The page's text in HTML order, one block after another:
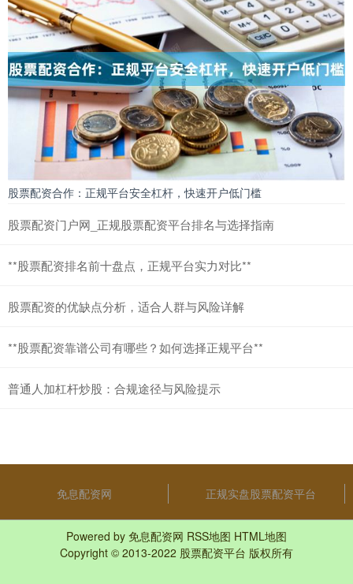
股票配资合作：正规平台安全杠杆，快速开户低门槛
股票配资门户网_正规股票配资平台排名与选择指南
**股票配资排名前十盘点，正规平台实力对比**
股票配资的优缺点分析，适合人群与风险详解
**股票配资靠谱公司有哪些？如何选择正规平台**
普通人加杠杆炒股：合规途径与风险提示
免息配资网 正规实盘股票配资平台
Powered by 免息配资网 RSS地图 HTML地图
Copyright © 2013-2022 股票配资平台 版权所有